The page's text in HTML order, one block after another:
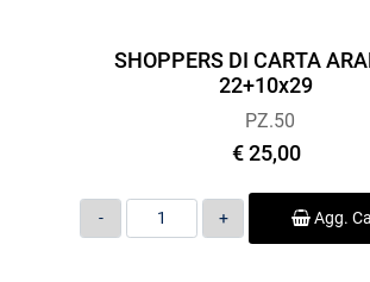
SHOPPERS DI CARTA
22+10x29
PZ.50
€ 25,00
Quantità
Agg.